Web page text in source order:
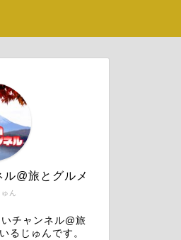
ん
@旅とグルメ
チャンネル@旅
るじゅんです。